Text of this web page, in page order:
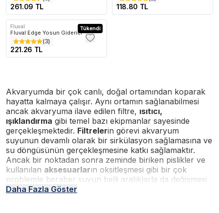
261.09 TL 118.80 TL
Tükendi
Fluval
Fluval Edge Yosun Giderici
(3)
221.26 TL
Akvaryumda bir çok canlı, doğal ortamından koparak
hayatta kalmaya çalışır. Aynı ortamın sağlanabilmesi
ancak akvaryuma ilave edilen filtre, ısıtıcı,
ışıklandırma gibi temel bazı ekipmanlar sayesinde
gerçekleşmektedir. Filtrelerin görevi akvaryum
suyunun devamlı olarak bir sirkülasyon sağlamasına ve
su döngüsünün gerçekleşmesine katkı sağlamaktır.
Ancak bir noktadan sonra zeminde biriken pislikler ve
kullanılan aksesuarların oksitleşmesi gibi bir çok
problemle beraber suyun belli aralıklarla da değişmesi
gerekir. Bu aşamada akvaryumda yaşayan canlılar
Daha Fazla Göster